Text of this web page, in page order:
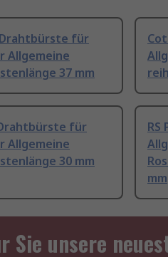
für
Allgemeine
37 mm
Drahtbürste für
Allgemeine
30 mm
RS
mm
Sie unsere